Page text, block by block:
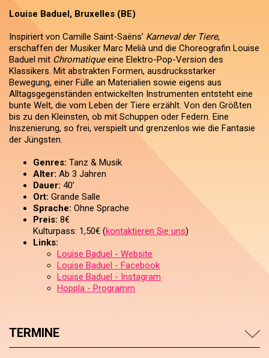
Louise Baduel, Bruxelles (BE)
Inspiriert von Camille Saint-Saëns’ Karneval der Tiere,
erschaffen der Musiker Marc Melià und die Choreografin Louise
Baduel mit Chromatiqueeine Elektro-Pop-Version des
Klassikers. Mit abstrakten Formen, ausdrucksstarker
Bewegung, einer Fülle an Materialien sowie eigens aus
Alltagsgegenständen entwickelten Instrumenten entsteht eine
bunte Welt, die vom Leben der Tiere erzählt. Von den Größten
bis zu den Kleinsten, ob mit Schuppen oder Federn. Eine
Inszenierung, so frei, verspielt und grenzenlos wie die Fantasie
der Jüngsten.
Genres: Tanz & Musik
Alter: Ab 3 Jahren
Dauer: 40’
Ort: Grande Salle
Sprache: Ohne Sprache
Preis: 8€
Kulturpass: 1,50€ (kontaktieren Sie uns)
Links:
Louise Baduel - Website
Louise Baduel - Facebook
Louise Baduel - Instagram
Hoppla - Programm
TERMINE